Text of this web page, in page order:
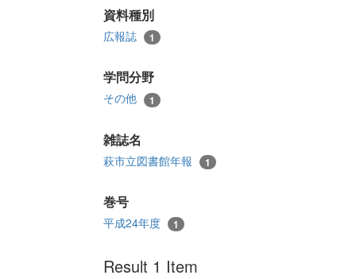
資料種別
広報誌 1
学問分野
その他 1
雑誌名
萩市立図書館年報 1
巻号
平成24年度 1
Result 1 Item